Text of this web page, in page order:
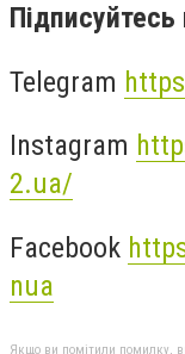
Telegram
Instagram
2.ua/
Facebook
nua
Якщо ви помітили помилку,